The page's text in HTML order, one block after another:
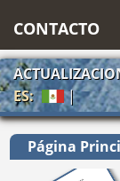
CONTACTO
ES:
|
Página